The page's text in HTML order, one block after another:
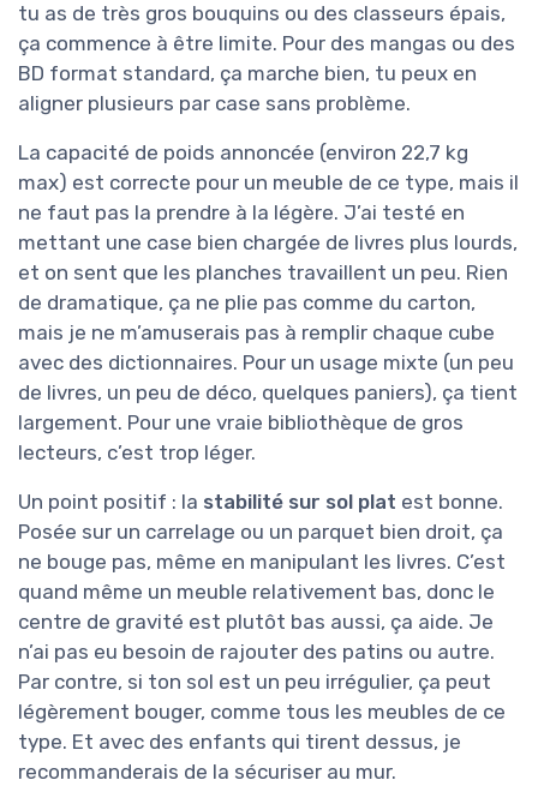
tu as de très gros bouquins ou des classeurs épais,
ça commence à être limite. Pour des mangas ou des
BD format standard, ça marche bien, tu peux en
aligner plusieurs par case sans problème.
La capacité de poids annoncée (environ 22,7 kg
max) est correcte pour un meuble de ce type, mais il
ne faut pas la prendre à la légère. J’ai testé en
mettant une case bien chargée de livres plus lourds,
et on sent que les planches travaillent un peu. Rien
de dramatique, ça ne plie pas comme du carton,
mais je ne m’amuserais pas à remplir chaque cube
avec des dictionnaires. Pour un usage mixte (un peu
de livres, un peu de déco, quelques paniers), ça tient
largement. Pour une vraie bibliothèque de gros
lecteurs, c’est trop léger.
Un point positif : la stabilité sur sol plat est bonne.
Posée sur un carrelage ou un parquet bien droit, ça
ne bouge pas, même en manipulant les livres. C’est
quand même un meuble relativement bas, donc le
centre de gravité est plutôt bas aussi, ça aide. Je
n’ai pas eu besoin de rajouter des patins ou autre.
Par contre, si ton sol est un peu irrégulier, ça peut
légèrement bouger, comme tous les meubles de ce
type. Et avec des enfants qui tirent dessus, je
recommanderais de la sécuriser au mur.